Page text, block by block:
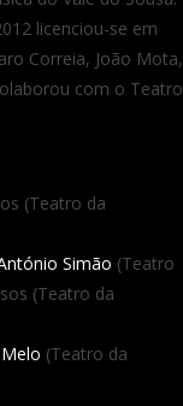
licenciou-se em
Correia, João Mota,
com o Teatro
(Teatro da
Simão (Teatro
(Teatro da
(Teatro da